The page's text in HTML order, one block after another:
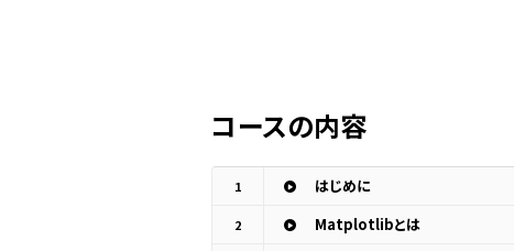
コースの内容
1 はじめに
2 Matplotlibとは